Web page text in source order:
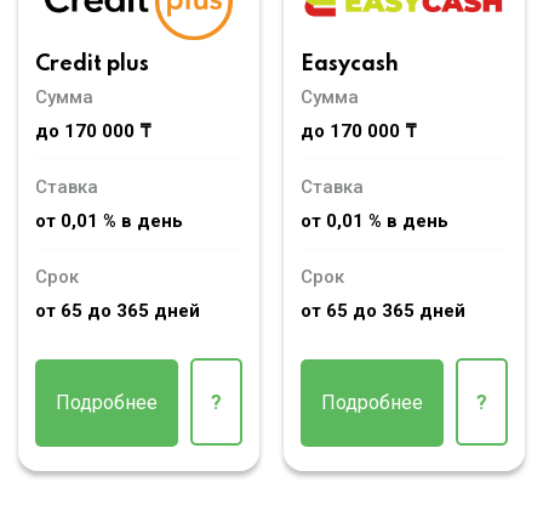
Credit plus
Сумма
до 170 000 ₸
Ставка
от 0,01 % в день
Срок
от 65 до 365 дней
Подробнее ?
Easycash
Сумма
до 170 000 ₸
Ставка
от 0,01 % в день
Срок
от 65 до 365 дней
Подробнее ?